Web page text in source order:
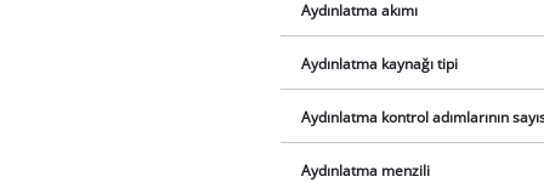
Aydınlatma akımı
Aydınlatma kaynağı tipi
Aydınlatma kontrol adımlarının
Aydınlatma menzili